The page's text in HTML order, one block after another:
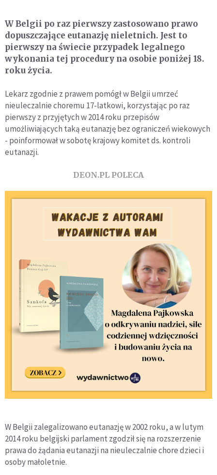
W Belgii po raz pierwszy zastosowano prawo
dopuszczające eutanazję nieletnich. Jest to
pierwszy na świecie przypadek legalnego
wykonania tej procedury na osobie poniżej 18.
roku życia.
Lekarz zgodnie z prawem pomógł w Belgii umrzeć
nieuleczalnie choremu 17-latkowi, korzystając po raz
pierwszy z przyjętych w 2014 roku przepisów
umożliwiających taką eutanazję bez ograniczeń wiekowych
- poinformował w sobotę krajowy komitet ds. kontroli
eutanazji.
DEON.PL POLECA
W Belgii zalegalizowano eutanazję w 2002 roku, a w lutym
2014 roku belgijski parlament zgodził się na rozszerzenie
prawa do żądania eutanazji na nieuleczalnie chore dzieci i
osoby małoletnie.